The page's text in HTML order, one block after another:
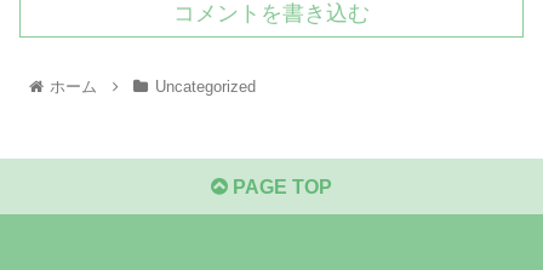
コメントを書き込む
ホーム Uncategorized
PAGE TOP